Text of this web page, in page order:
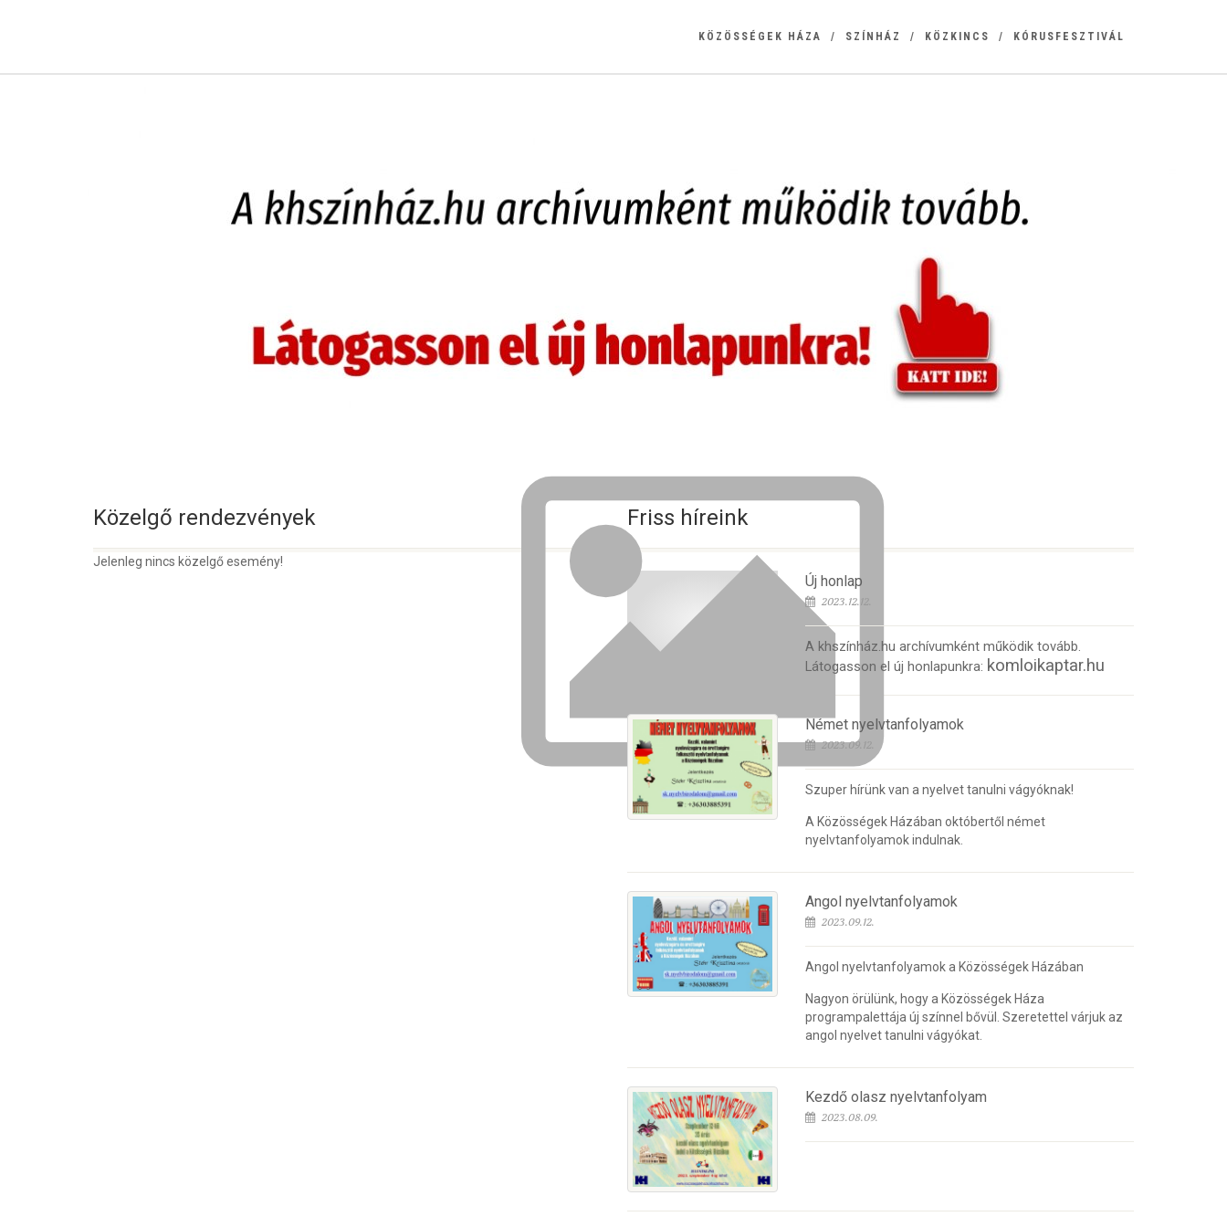
KÖZÖSSÉGEK HÁZA SZÍNHÁZ KÖZKINCS KÓRUSFESZTIVÁL
Közelgő rendezvények
Jelenleg nincs közelgő esemény!
Friss híreink
Új honlap
2023.12.12.
A khszínház.hu archívumként működik tovább.
Látogasson el új honlapunkra: komloikaptar.hu
Német nyelvtanfolyamok
2023.09.12.
Szuper hírünk van a nyelvet tanulni vágyóknak!
A Közösségek Házában októbertől német
nyelvtanfolyamok indulnak.
Angol nyelvtanfolyamok
2023.09.12.
Angol nyelvtanfolyamok a Közösségek Házában
Nagyon örülünk, hogy a Közösségek Háza
programpalettája új színnel bővül. Szeretettel várjuk az
angol nyelvet tanulni vágyókat.
Kezdő olasz nyelvtanfolyam
2023.08.09.